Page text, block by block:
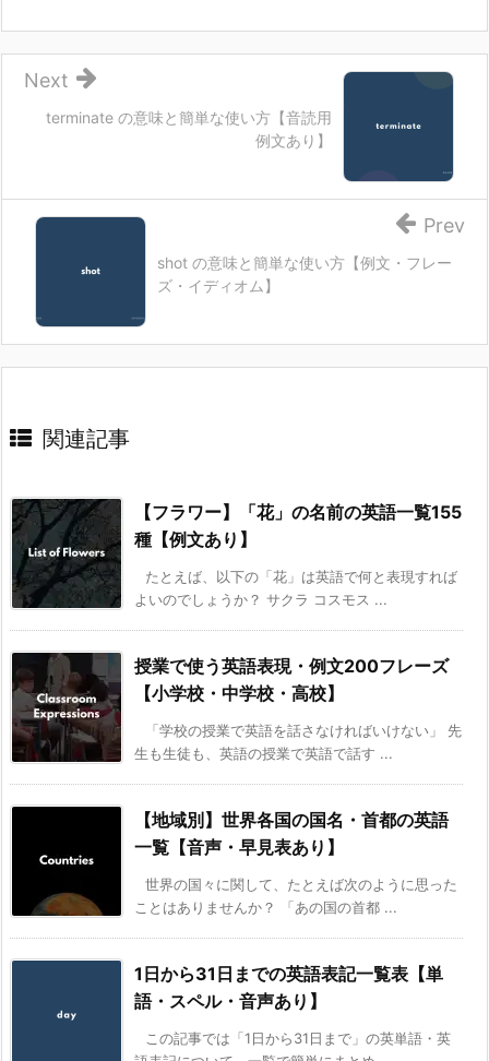
terminate の意味と簡単な使い方【音読用
例文あり】
Next
shot の意味と簡単な使い方【例文・フレー
ズ・イディオム】
Prev
関連記事
【フラワー】「花」の名前の英語一覧155
種【例文あり】
たとえば、以下の「花」は英語で何と表現すれば
よいのでしょうか？ サクラ コスモス ...
授業で使う英語表現・例文200フレーズ
【小学校・中学校・高校】
「学校の授業で英語を話さなければいけない」 先
生も生徒も、英語の授業で英語で話す ...
【地域別】世界各国の国名・首都の英語
一覧【音声・早見表あり】
世界の国々に関して、たとえば次のように思った
ことはありませんか？ 「あの国の首都 ...
1日から31日までの英語表記一覧表【単
語・スペル・音声あり】
この記事では「1日から31日まで」の英単語・英